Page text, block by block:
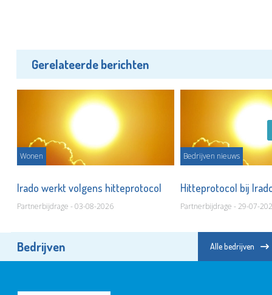
Gerelateerde berichten
Wonen
Irado werkt volgens hitteprotocol
Partnerbijdrage - 03-08-2026
Bedrijven nieuws
Hitteprotocol bij
Partnerbijdrage - 29-07-
Bedrijven Alle bedrijven